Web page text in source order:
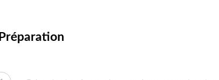
Préparation